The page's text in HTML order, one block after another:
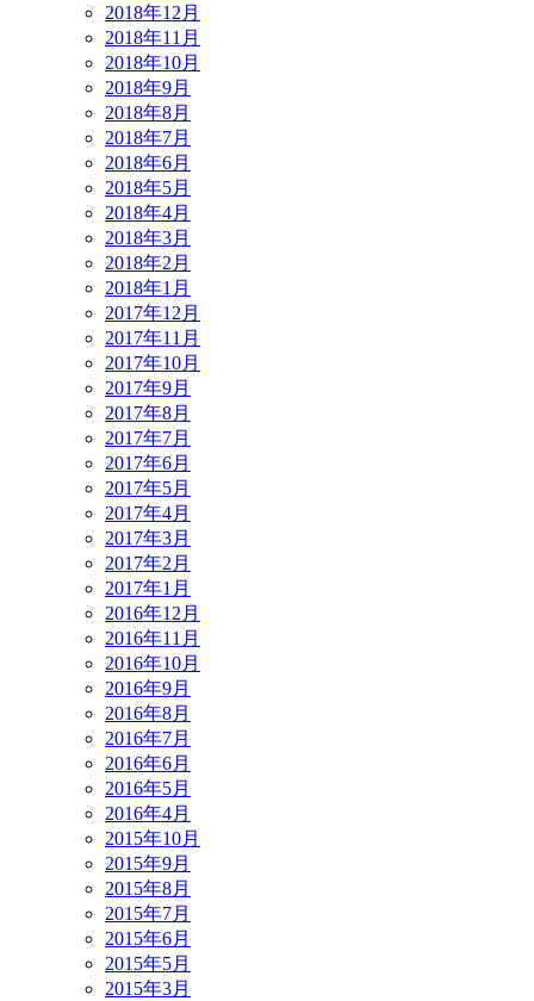
2018年12月
2018年11月
2018年10月
2018年9月
2018年8月
2018年7月
2018年6月
2018年5月
2018年4月
2018年3月
2018年2月
2018年1月
2017年12月
2017年11月
2017年10月
2017年9月
2017年8月
2017年7月
2017年6月
2017年5月
2017年4月
2017年3月
2017年2月
2017年1月
2016年12月
2016年11月
2016年10月
2016年9月
2016年8月
2016年7月
2016年6月
2016年5月
2016年4月
2015年10月
2015年9月
2015年8月
2015年7月
2015年6月
2015年5月
2015年3月